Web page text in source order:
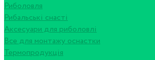
Риболовля
Рибальські снасті
Аксесуари для риболовлі
Все для монтажу оснастки
Термопродукція